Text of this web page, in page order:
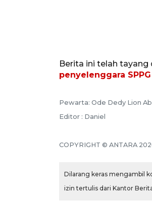
Berita ini telah tayang
penyelenggara
Pewarta: Ode Dedy Lion
Editor : Daniel
COPYRIGHT © ANTARA
Dilarang keras mengambil
izin tertulis dari Kantor